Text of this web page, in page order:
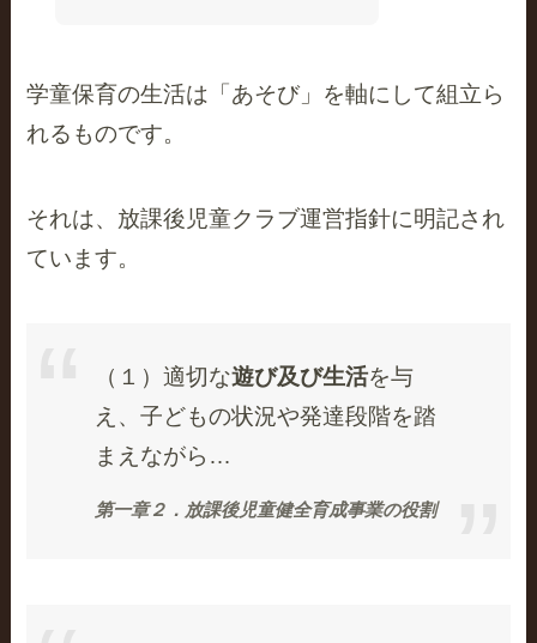
学童保育の生活は「あそび」を軸にして組立ら
れるものです。
それは、放課後児童クラブ運営指針に明記され
ています。
（１）適切な遊び及び生活を与
え、子どもの状況や発達段階を踏
まえながら…
第一章２．放課後児童健全育成事業の役割